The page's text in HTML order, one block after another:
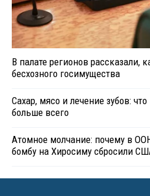
В палате регионов рассказали,
бесхозного госимущества
Сахар, мясо и лечение зубов:
больше всего
Атомное молчание: почему в
бомбу на Хиросиму сбросили